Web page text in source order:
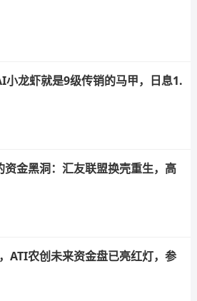
龙虾就是9级传销的马甲，日息1.
金黑洞：汇友联盟换壳重生，高
ATI农创未来资金盘已亮红灯，参